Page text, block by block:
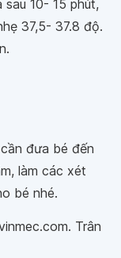
10- 15 phút,
37,5- 37.8 độ.
đưa bé đến
làm các xét
bé nhé.
Trân